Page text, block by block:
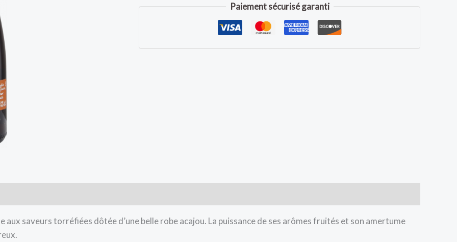
Paiement sécurisé garanti
aux saveurs torréfiées dôtée d’une belle robe acajou. La puissance de ses arômes fruités et son amertume